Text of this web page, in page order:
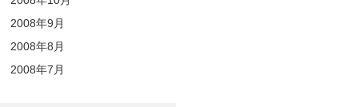
2008年9月
2008年8月
2008年7月